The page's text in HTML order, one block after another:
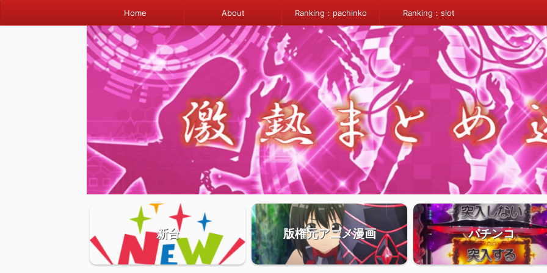
Home About Ranking：pachinko Ranking：slot
新台 版権元アニメ漫画 パチンコ